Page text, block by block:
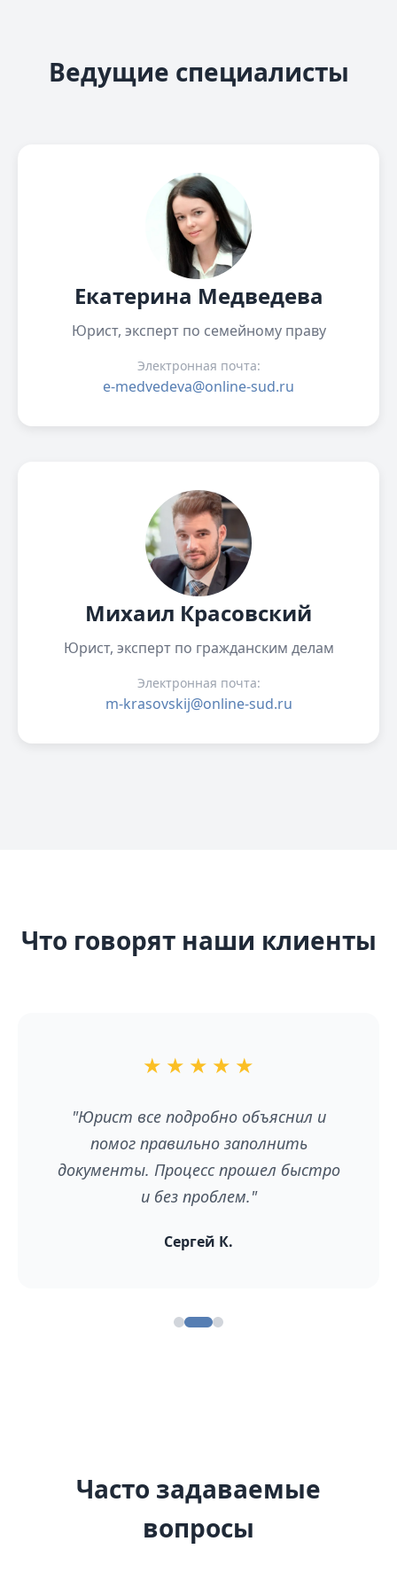
Ведущие специалисты
Екатерина Медведева
Юрист, эксперт по семейному праву
Электронная почта:
e-medvedeva@online-sud.ru
Михаил Красовский
Юрист, эксперт по гражданским делам
Электронная почта:
m-krasovskij@online-sud.ru
Что говорят наши клиенты
★ ★ ★ ★ ★
"Юрист все подробно объяснил и
помог правильно заполнить
документы. Процесс прошел быстро
и без проблем."
Сергей К.
Часто задаваемые
вопросы